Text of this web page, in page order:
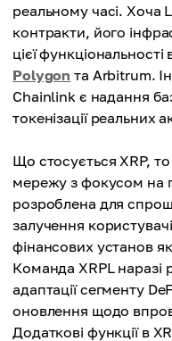
реальному часі. Хоча
контракти, його
цієї
Polygon та Arbitrum.
Chainlink є надання
токенізації реальних
Що стосується XRP,
мережу з фокусом на
розроблена для
залучення
фінансових установ
Команда XRPL
адаптації сегменту
оновлення щодо
Додаткові функції в